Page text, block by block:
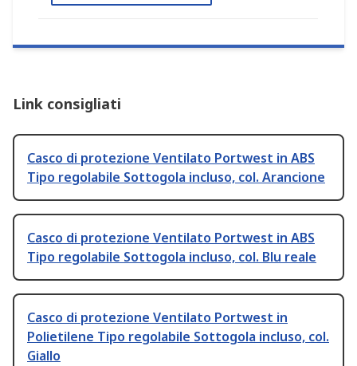
Link consigliati
Casco di protezione Ventilato Portwest in ABS
Tipo regolabile Sottogola incluso, col. Arancione
Casco di protezione Ventilato Portwest in ABS
Tipo regolabile Sottogola incluso, col. Blu reale
Casco di protezione Ventilato Portwest in
Polietilene Tipo regolabile Sottogola incluso, col.
Giallo